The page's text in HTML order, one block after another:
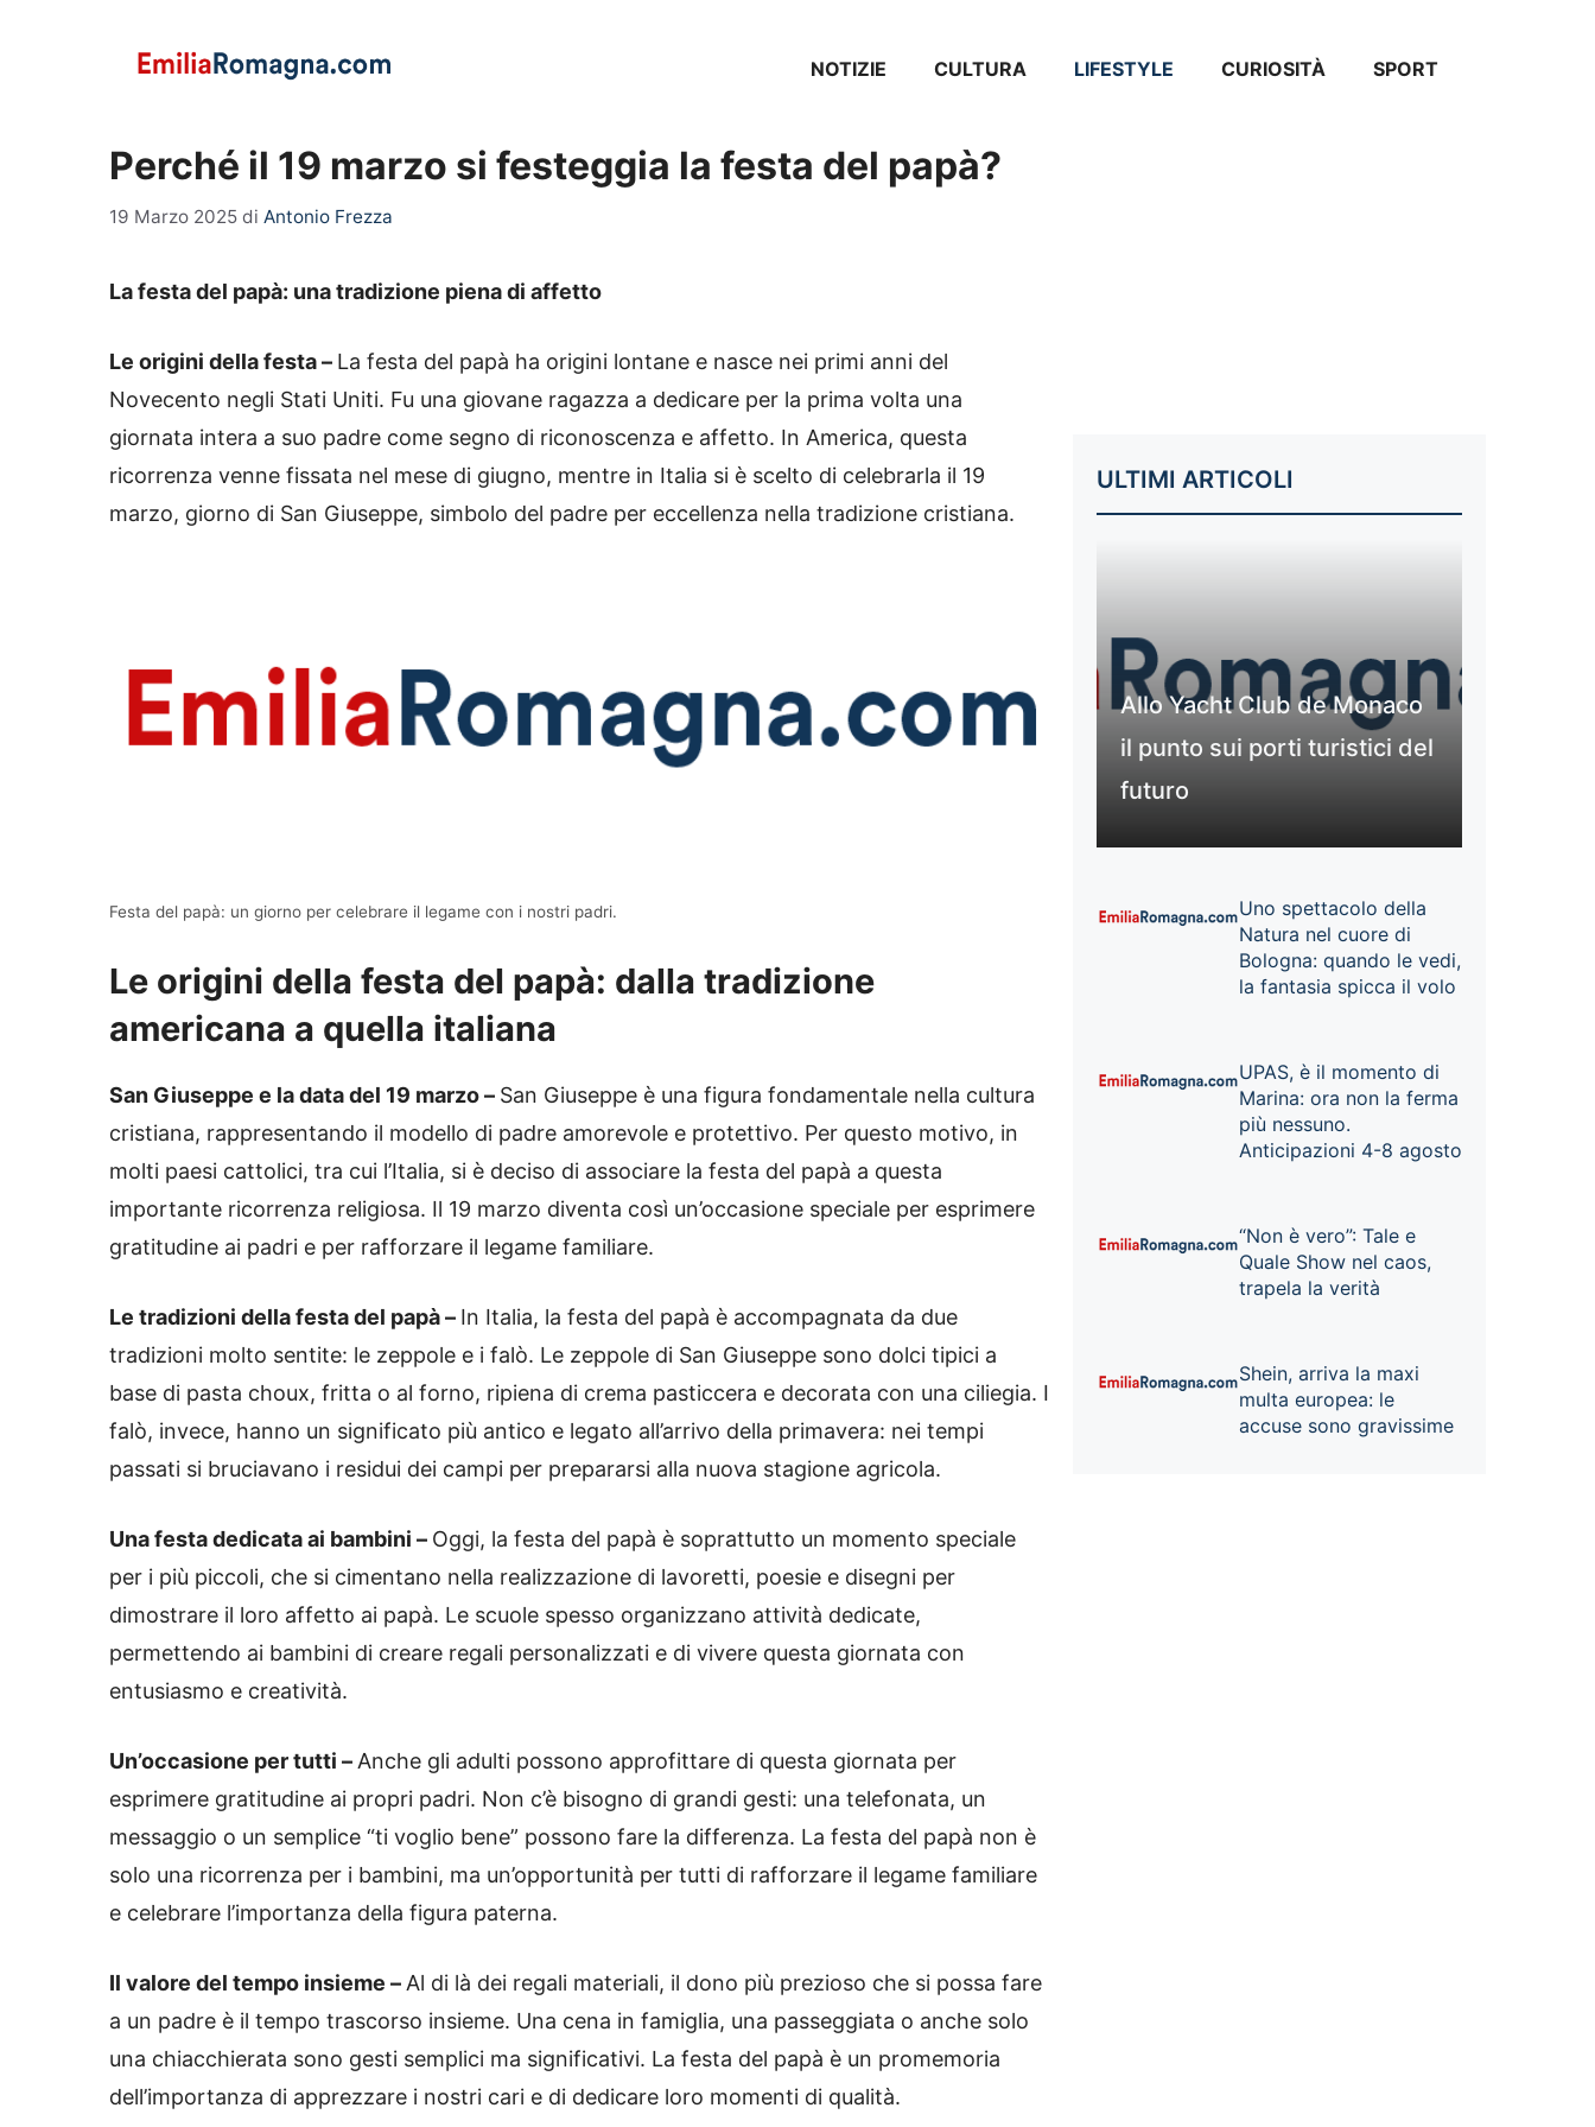
NOTIZIE CULTURA LIFESTYLE CURIOSITÀ SPORT
Perché il 19 marzo si festeggia la festa del papà?
19 Marzo 2025 di Antonio Frezza
La festa del papà: una tradizione piena di affetto
Le origini della festa – La festa del papà ha origini lontane e nasce nei primi anni del
Novecento negli Stati Uniti. Fu una giovane ragazza a dedicare per la prima volta una
giornata intera a suo padre come segno di riconoscenza e affetto. In America, questa
ricorrenza venne fissata nel mese di giugno, mentre in Italia si è scelto di celebrarla il 19
marzo, giorno di San Giuseppe, simbolo del padre per eccellenza nella tradizione cristiana.
Festa del papà: un giorno per celebrare il legame con i nostri padri.
Le origini della festa del papà: dalla tradizione
americana a quella italiana
San Giuseppe e la data del 19 marzo – San Giuseppe è una figura fondamentale nella cultura
cristiana, rappresentando il modello di padre amorevole e protettivo. Per questo motivo, in
molti paesi cattolici, tra cui l’Italia, si è deciso di associare la festa del papà a questa
importante ricorrenza religiosa. Il 19 marzo diventa così un’occasione speciale per esprimere
gratitudine ai padri e per rafforzare il legame familiare.
Le tradizioni della festa del papà – In Italia, la festa del papà è accompagnata da due
tradizioni molto sentite: le zeppole e i falò. Le zeppole di San Giuseppe sono dolci tipici a
base di pasta choux, fritta o al forno, ripiena di crema pasticcera e decorata con una ciliegia. I
falò, invece, hanno un significato più antico e legato all’arrivo della primavera: nei tempi
passati si bruciavano i residui dei campi per prepararsi alla nuova stagione agricola.
Una festa dedicata ai bambini – Oggi, la festa del papà è soprattutto un momento speciale
per i più piccoli, che si cimentano nella realizzazione di lavoretti, poesie e disegni per
dimostrare il loro affetto ai papà. Le scuole spesso organizzano attività dedicate,
permettendo ai bambini di creare regali personalizzati e di vivere questa giornata con
entusiasmo e creatività.
Un’occasione per tutti – Anche gli adulti possono approfittare di questa giornata per
esprimere gratitudine ai propri padri. Non c’è bisogno di grandi gesti: una telefonata, un
messaggio o un semplice “ti voglio bene” possono fare la differenza. La festa del papà non è
solo una ricorrenza per i bambini, ma un’opportunità per tutti di rafforzare il legame familiare
e celebrare l’importanza della figura paterna.
Il valore del tempo insieme – Al di là dei regali materiali, il dono più prezioso che si possa fare
a un padre è il tempo trascorso insieme. Una cena in famiglia, una passeggiata o anche solo
una chiacchierata sono gesti semplici ma significativi. La festa del papà è un promemoria
dell’importanza di apprezzare i nostri cari e di dedicare loro momenti di qualità.
ULTIMI ARTICOLI
Allo Yacht Club de Monaco
il punto sui porti turistici del
futuro
Uno spettacolo della
Natura nel cuore di
Bologna: quando le vedi,
la fantasia spicca il volo
UPAS, è il momento di
Marina: ora non la ferma
più nessuno.
Anticipazioni 4-8 agosto
“Non è vero”: Tale e
Quale Show nel caos,
trapela la verità
Shein, arriva la maxi
multa europea: le
accuse sono gravissime